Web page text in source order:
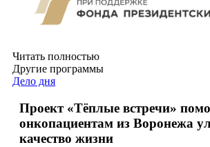
Читать полностью
Другие программы
Дело дня
Проект «Тёплые встречи»
онкопациентам из Воронежа
качество жизни